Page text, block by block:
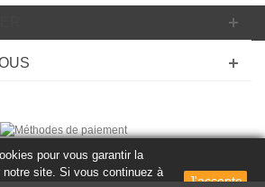
pour vous garantir la
notre site. Si vous continuez à
J'accepte
Shop™. Tous les droits sont réservés